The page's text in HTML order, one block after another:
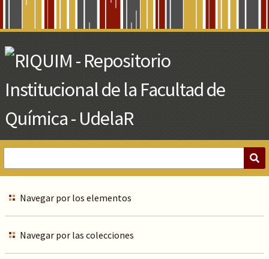
Main
Content
Navegar por los elementos
Navegar por las colecciones